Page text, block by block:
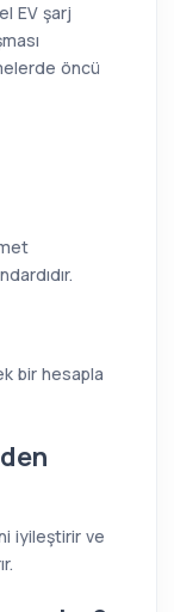
EV şarj
öncü
bir hesapla
iyileştirir ve